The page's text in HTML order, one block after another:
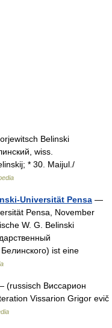
Belinski
wiss.
* 30. Maijul./
Universität Pensa —
Pensa, November
W. G. Belinski
ist eine
(russisch Виссарион
Vissarion Grigor evič